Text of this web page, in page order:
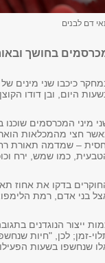
דם לבנים
בחושך
כיכבו שני מינים
היום, ובן דודו
מיני המכרסמים
– שמדמה תאורת
כמו שמש, ירח
בדקו את אחוז
בני אדם, רמת
ייצור הנוגדנים
זמן; לכן, "חיות
שנחשפו בשעות